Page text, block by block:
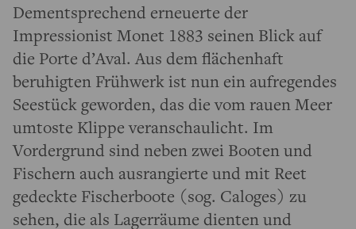
Dementsprechend erneuerte der
Impressionist Monet 1883 seinen Blick auf
die Porte d’Aval. Aus dem flächenhaft
beruhigten Frühwerk ist nun ein aufregendes
Seestück geworden, das die vom rauen Meer
umtoste Klippe veranschaulicht. Im
Vordergrund sind neben zwei Booten und
Fischern auch ausrangierte und mit Reet
gedeckte Fischerboote (sog. Caloges) zu
sehen, die als Lagerräume dienten und